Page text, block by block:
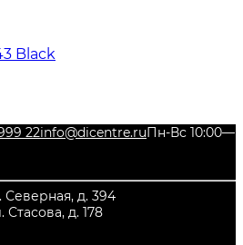
Наушники Hoco EW43 Black
22info@dicentre.ruПн-Вс 10:00—
Северная, д. 394
Стасова, д. 178